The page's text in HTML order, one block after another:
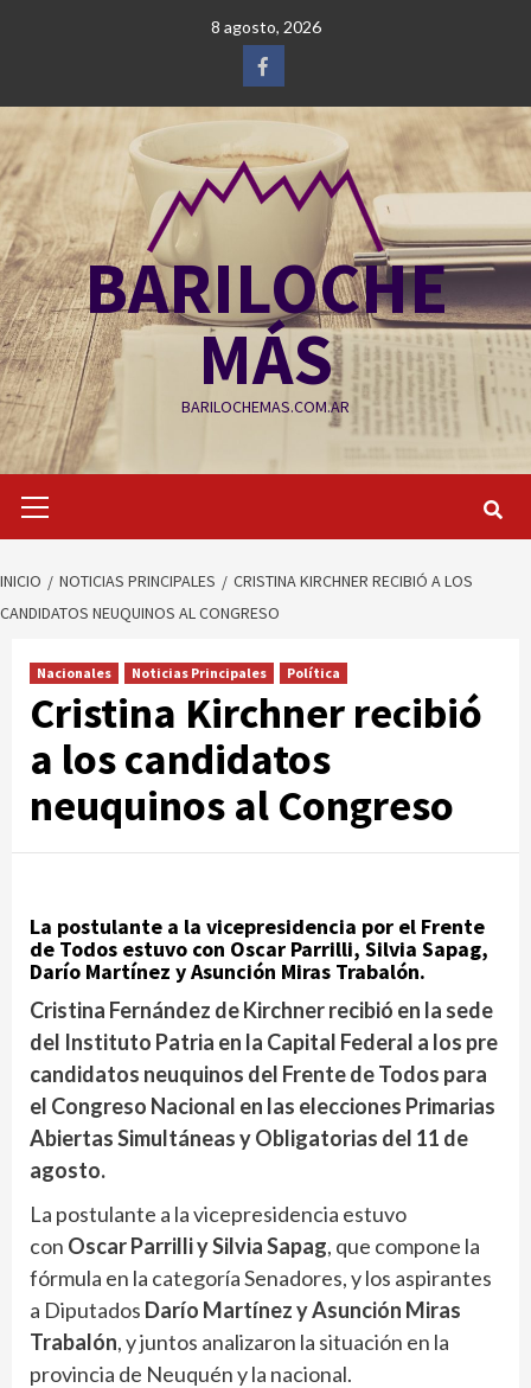
8 agosto, 2026
Facebook
BARILOCHE
MÁS
BARILOCHEMAS.COM.AR
primario
INICIO NOTICIAS PRINCIPALES
CRISTINA KIRCHNER RECIBIÓ A LOS
CANDIDATOS NEUQUINOS AL CONGRESO
Nacionales Noticias Principales Política
Cristina Kirchner recibió
a los candidatos
neuquinos al Congreso
La postulante a la vicepresidencia por el Frente
de Todos estuvo con Oscar Parrilli, Silvia Sapag,
Darío Martínez y Asunción Miras Trabalón.
Cristina Fernández de Kirchner recibió en la sede
del Instituto Patria en la Capital Federal a los pre
candidatos neuquinos del Frente de Todos para
el Congreso Nacional en las elecciones Primarias
Abiertas Simultáneas y Obligatorias del 11 de
agosto.
La postulante a la vicepresidencia estuvo
con Oscar Parrilli y Silvia Sapag, que compone la
fórmula en la categoría Senadores, y los aspirantes
a Diputados Darío Martínez y Asunción Miras
Trabalón, y juntos analizaron la situación en la
provincia de Neuquén y la nacional.